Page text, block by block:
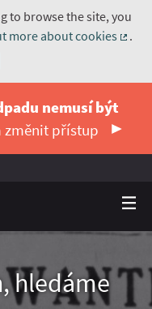
to browse the site, you
more about cookies
.
nemusí být
změnit přístup
hledáme